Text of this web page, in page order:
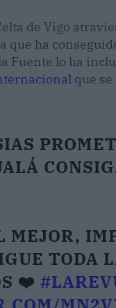
de Vigo
que ha
Fuente lo ha
que
MEJOR,
TODA
❤️